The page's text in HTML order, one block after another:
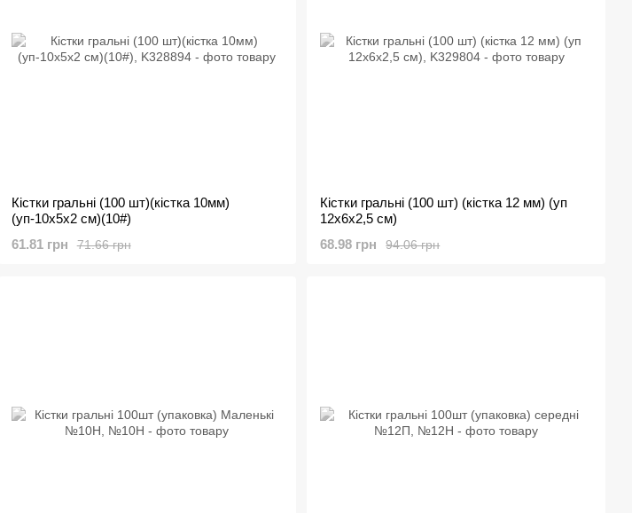
Кістки гральні (100 шт)(кістка 10мм)
(уп-10х5х2 см)(10#)
71.66 грн
61.81 грн
Кістки гральні (100 шт) (кістка 12 мм) (уп
12х6х2,5 см)
94.06 грн
68.98 грн